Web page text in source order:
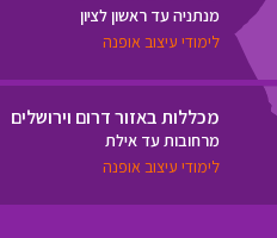
מנתניה עד ראשון לציון
לימודי עיצוב אופנה
מכללות באזור דרום וירושלים
מרחובות עד אילת
לימודי עיצוב אופנה